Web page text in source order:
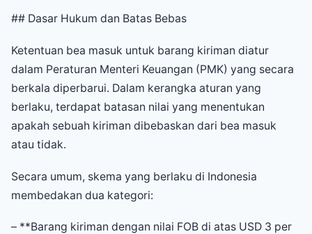
## Dasar Hukum dan Batas Bebas
Ketentuan bea masuk untuk barang kiriman diatur
dalam Peraturan Menteri Keuangan (PMK) yang secara
berkala diperbarui. Dalam kerangka aturan yang
berlaku, terdapat batasan nilai yang menentukan
apakah sebuah kiriman dibebaskan dari bea masuk
atau tidak.
Secara umum, skema yang berlaku di Indonesia
membedakan dua kategori:
– **Barang kiriman dengan nilai FOB di atas USD 3 per